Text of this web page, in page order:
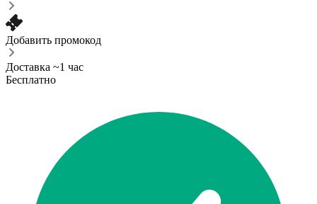
Добавить промокод
Доставка ~1 час
Бесплатно